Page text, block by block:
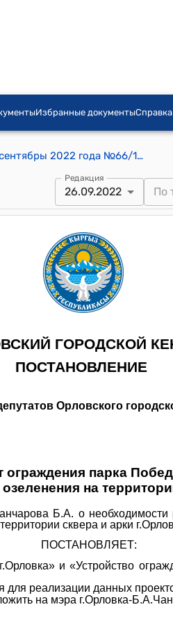
Избранные документыСправка
Постановление Орловского городского кенеша от 26 сентябры 2022 года №66/14-28 "О признании приоритетными проекты «Ремонт ограждения парка Победы г.Орловка» и "Устройство ограждения с калиткой и водоснабжение для озеленения на территории сквера и арки г.Орловка"
Редакция
26.09.2022